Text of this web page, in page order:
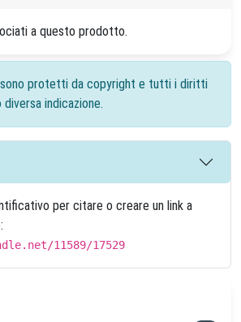
a questo prodotto.
sono protetti da copyright e tutti i diritti
indicazione.
per citare o creare un link a
11589/17529